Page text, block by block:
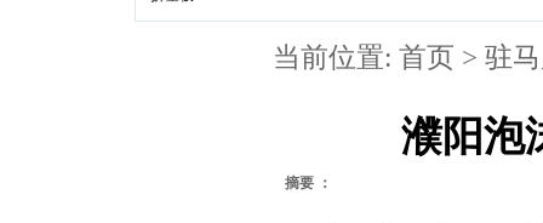
当前位置: 首页 > 驻
濮阳泡
摘要 ：